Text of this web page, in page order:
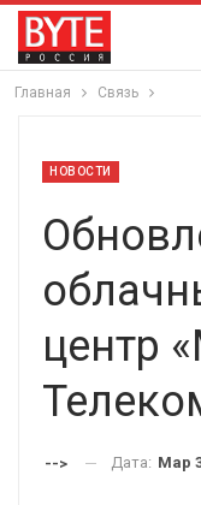
Главная Связь
НОВОСТИ
центр
--> Дата: Мар